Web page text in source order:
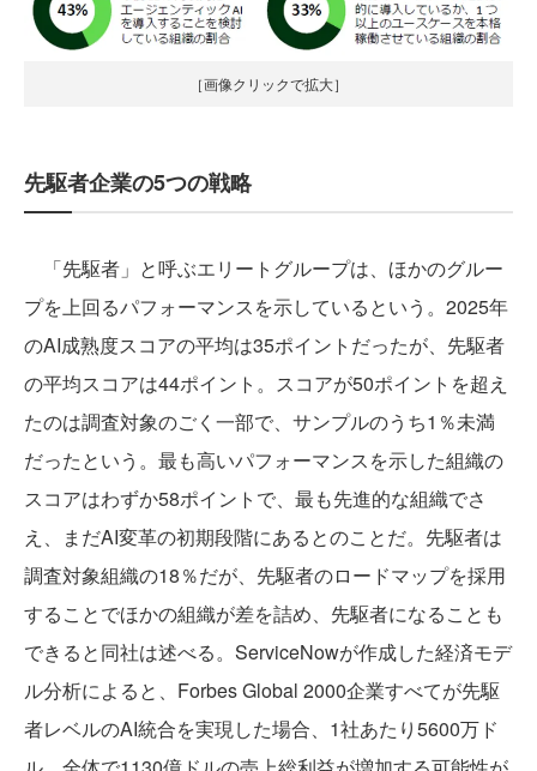
［画像クリックで拡大］
先駆者企業の5つの戦略
「先駆者」と呼ぶエリートグループは、ほかのグルー
プを上回るパフォーマンスを示しているという。2025年
のAI成熟度スコアの平均は35ポイントだったが、先駆者
の平均スコアは44ポイント。スコアが50ポイントを超え
たのは調査対象のごく一部で、サンプルのうち1％未満
だったという。最も高いパフォーマンスを示した組織の
スコアはわずか58ポイントで、最も先進的な組織でさ
え、まだAI変革の初期段階にあるとのことだ。先駆者は
調査対象組織の18％だが、先駆者のロードマップを採用
することでほかの組織が差を詰め、先駆者になることも
できると同社は述べる。ServiceNowが作成した経済モデ
ル分析によると、Forbes Global 2000企業すべてが先駆
者レベルのAI統合を実現した場合、1社あたり5600万ド